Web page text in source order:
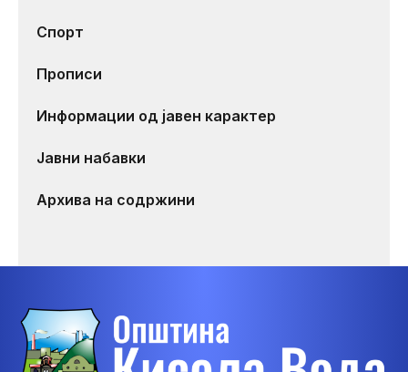
Спорт
Прописи
Информации од јавен карактер
Јавни набавки
Архива на содржини